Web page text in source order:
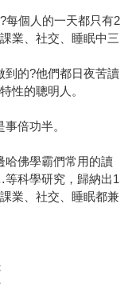
每個人的一天都只有2
業、社交、睡眠中三
到的?他們都日夜苦讀
性的聰明人。
倍功半。
哈佛學霸們常用的讀
科學研究，歸納出1
業、社交、睡眠都兼